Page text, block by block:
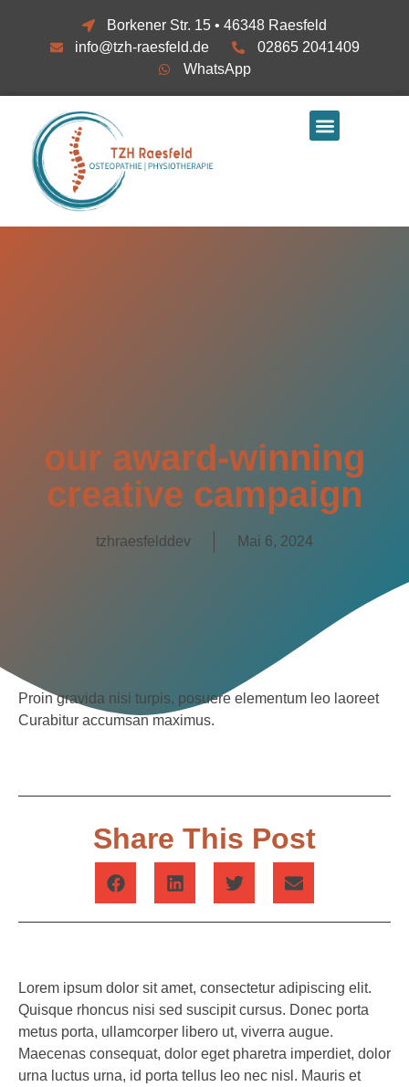
Borkener Str. 15 • 46348 Raesfeld
info@tzh-raesfeld.de
02865 2041409
WhatsApp
our award-winning
creative campaign
tzhraesfelddev Mai 6, 2024
Proin gravida nisi turpis, posuere elementum leo laoreet
Curabitur accumsan maximus.
Share This Post
Lorem ipsum dolor sit amet, consectetur adipiscing elit.
Quisque rhoncus nisi sed suscipit cursus. Donec porta
metus porta, ullamcorper libero ut, viverra augue.
Maecenas consequat, dolor eget pharetra imperdiet, dolor
urna luctus urna, id porta tellus leo nec nisl. Mauris et